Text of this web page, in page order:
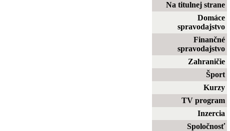
Na titulnej strane
Domáce
spravodajstvo
Finančné
spravodajstvo
Zahraničie
Šport
Kurzy
TV program
Inzercia
Spoločnosť